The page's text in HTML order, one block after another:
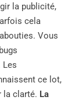
la publicité,
cela
Vous
Les
ce lot,
la clarté. La